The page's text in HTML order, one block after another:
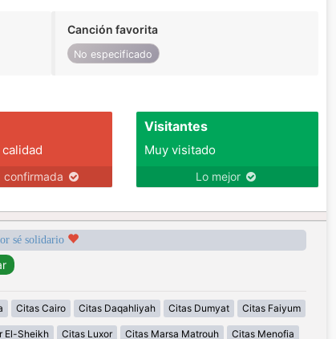
Canción favorita
No especificado
confirmada
Visitantes
Muy visitado
Lo mejor
sé solidario
Citas Cairo Citas Daqahliyah Citas Dumyat Citas Faiyum
El-Sheikh Citas Luxor Citas Marsa Matrouh Citas Menofia